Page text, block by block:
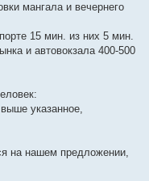
мангала и вечернего
15 мин. из них 5 мин.
и автовокзала 400-500
указанное,
на нашем предложении,